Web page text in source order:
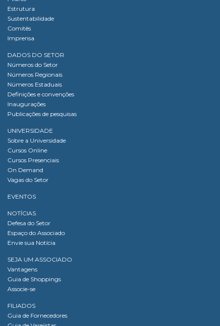
Estrutura
Sustentabilidade
Comitês
Imprensa
DADOS DO SETOR
Números do Setor
Números Regionais
Números Estaduais
Definições e convenções
Inaugurações
Publicações de pesquisas
UNIVERSIDADE
Sobre a Universidade
Cursos Online
Cursos Presenciais
On Demand
Vagas do Setor
EVENTOS
NOTÍCIAS
Defesa do Setor
Espaço do Associado
Envie sua Notícia
SEJA UM ASSOCIADO
Vantagens
Guia de Shoppings
Associe-se
FILIADOS
Guia de Fornecedores